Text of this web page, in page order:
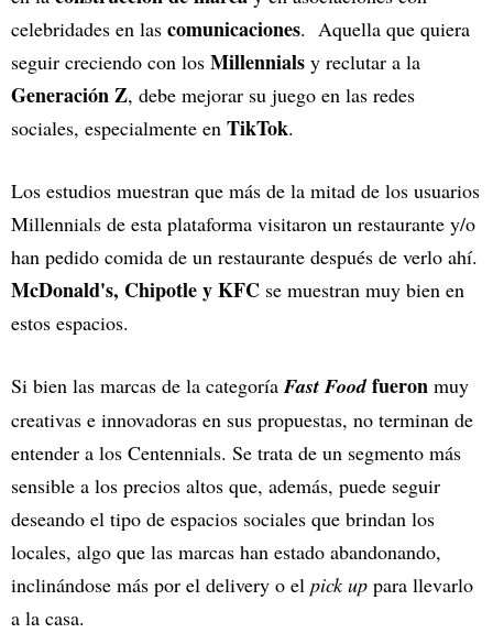
celebridades en las comunicaciones. Aquella que quiera
seguir creciendo con los Millennials y reclutar a la
Generación Z, debe mejorar su juego en las redes
sociales, especialmente en TikTok.
Los estudios muestran que más de la mitad de los usuarios
Millennials de esta plataforma visitaron un restaurante y/o
han pedido comida de un restaurante después de verlo ahí.
McDonald's, Chipotle y KFC se muestran muy bien en
estos espacios.
Si bien las marcas de la categoríaFast Foodfueron muy
creativas e innovadoras en sus propuestas, no terminan de
entender a los Centennials. Se trata de un segmento más
sensible a los precios altos que, además, puede seguir
deseando el tipo de espacios sociales que brindan los
locales, algo que las marcas han estado abandonando,
inclinándose más por el delivery o el pick up para llevarlo
a la casa.